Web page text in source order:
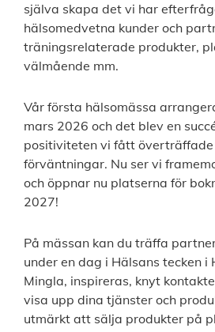
själva skapa det vi har
hälsomedvetna kunder och
träningsrelaterade produkter,
välmående mm.
Vår första hälsomässa
mars 2026 och det blev en
positiviteten vi fått
förväntningar. Nu ser vi
och öppnar nu platserna för
2027!
På mässan kan du träffa
under en dag i Hälsans tecken i
Mingla, inspireras, knyt
visa upp dina tjänster och
utmärkt att sälja produkter på